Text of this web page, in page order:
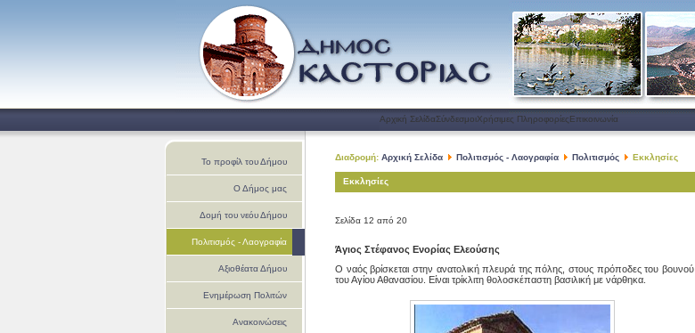
Αρχική ΣελίδαΣύνδεσμοιΧρήσιμες ΠληροφορίεςΕπικοινωνία
Το προφίλ του Δήμου
Ο Δήμος μας
Δομή του νεόυ Δήμου
Πολιτισμός - Λαογραφία
Αξιοθέατα Δήμου
Ενημέρωση Πολιτών
Ανακοινώσεις
Διαδρομή: Αρχική Σελίδα Πολιτισμός - Λαογραφία Πολιτισμός Εκκλησίες
Εκκλησίες
Σελίδα 12 από 20
Άγιος Στέφανος Ενορίας Ελεούσης
Ο ναός βρίσκεται στην ανατολική πλευρά της πόλης, στους πρόποδες του βουνού
του Αγίου Αθανασίου. Είναι τρίκλιτη θολοσκέπαστη βασιλική με νάρθηκα.